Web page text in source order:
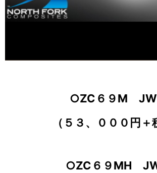
○ZC６９M JW
（５３、０００円＋
○ZC６９MH